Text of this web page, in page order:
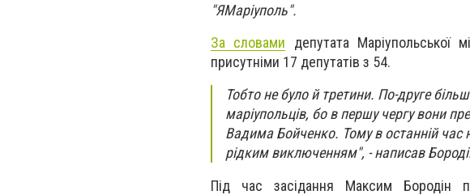
"ЯМаріуполь".
За словами депутата Маріупольської
присутніми 17 депутатів з 54.
Тобто не було й третини. По-друге
маріупольців, бо в першу чергу вони
Вадима Бойченко. Тому в останній
рідким виключенням", - написав
Під час засідання Максим Бородін